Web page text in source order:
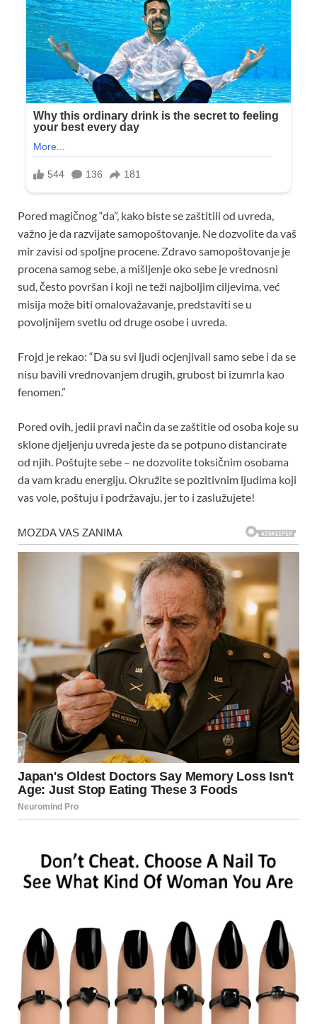
Pored magičnog “da”, kako biste se zaštitili od uvreda,
važno je da razvijate samopoštovanje. Ne dozvolite da vaš
mir zavisi od spoljne procene. Zdravo samopoštovanje je
procena samog sebe, a mišljenje oko sebe je vrednosni
sud, često površan i koji ne teži najboljim ciljevima, već
misija može biti omalovažavanje, predstaviti se u
povoljnijem svetlu od druge osobe i uvreda.
Frojd je rekao: “Da su svi ljudi ocjenjivali samo sebe i da se
nisu bavili vrednovanjem drugih, grubost bi izumrla kao
fenomen.”
Pored ovih, jedii pravi način da se zaštitie od osoba koje su
sklone djeljenju uvreda jeste da se potpuno distancirate
od njih. Poštujte sebe – ne dozvolite toksičnim osobama
da vam kradu energiju. Okružite se pozitivnim ljudima koji
vas vole, poštuju i podržavaju, jer to i zaslužujete!